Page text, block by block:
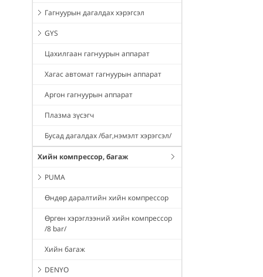
Гагнуурын дагалдах хэрэгсэл
GYS
Цахилгаан гагнуурын аппарат
Хагас автомат гагнуурын аппарат
Аргон гагнуурын аппарат
Плазма зүсэгч
Бусад дагалдах /баг,нэмэлт хэрэгсэл/
Хийн компрессор, багаж
PUMA
Өндөр даралтийн хийн компрессор
Өргөн хэрэглээний хийн компрессор
/8 bar/
Хийн багаж
DENYO